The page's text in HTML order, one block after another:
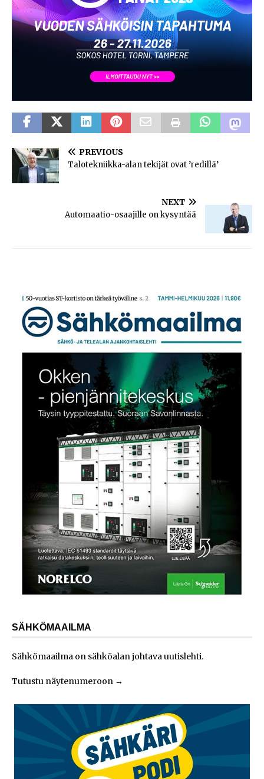
PREVIOUS
Talotekniikka-alan tekijät ovat ’redillä’
NEXT
Automaatio-osaajille on kysyntää
SÄHKÖMAAILMA
Sähkömaailma on sähköalan johtava uutislehti.
Tutustu näytenumeroon →